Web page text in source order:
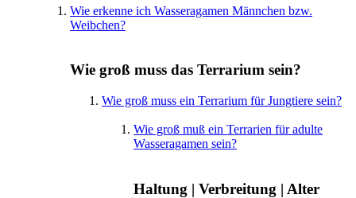
Wie erkenne ich Wasseragamen Männchen bzw.
Weibchen?
Wie groß muss das Terrarium sein?
Wie groß muss ein Terrarium für Jungtiere sein?
Wie groß muß ein Terrarien für adulte
Wasseragamen sein?
Haltung | Verbreitung | Alter